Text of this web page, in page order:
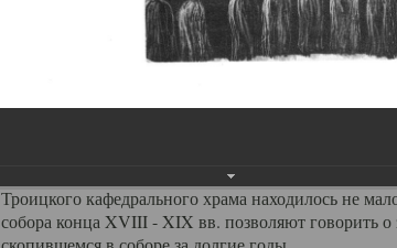
Масштабность, благолепие и богатство собора,
заслуженно выделяя из многочисленных
иконостас украшенный колоннами ионического
царскими вратами, изящным фронтоном и
собой поистине художественную ценность. В
шитьем, многочисленными предметами церковной
неповторимый красочный ансамбль
поражающий воображение своих посетителей. В
Троицкого кафедрального храма находилось не
собора конца XVIII - XIX вв. позволяют говорить